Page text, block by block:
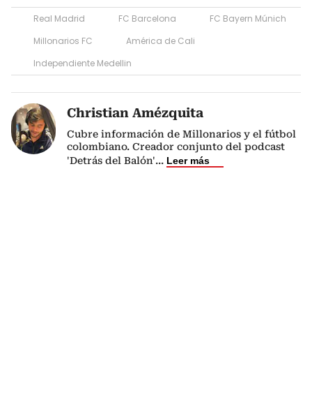
Real Madrid FC Barcelona
FC Bayern Múnich
Millonarios FC
América de Cali
Independiente Medellin
Christian Amézquita
Cubre información de Millonarios y el fútbol
colombiano. Creador conjunto del podcast
'Detrás del Balón'... Leer más